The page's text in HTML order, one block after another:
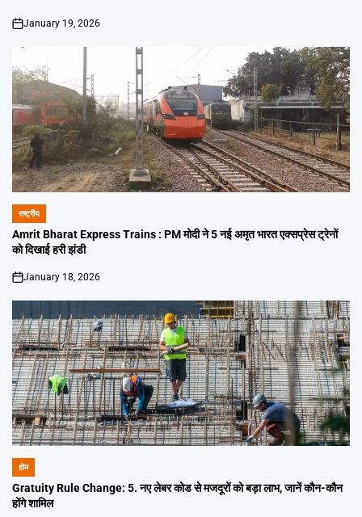
on
January 19, 2026
POSTED
IN
राष्ट्रीय
Amrit Bharat Express Trains : PM मोदी ने 5 नई अमृत भारत एक्सप्रेस ट्रेनों
को दिखाई हरी झंडी
on
January 18, 2026
POSTED
IN
होम
Gratuity Rule Change: 5. नए लेबर कोड से मजदूरों को बड़ा लाभ, जानें कौन-कौन
होंगे शामिल